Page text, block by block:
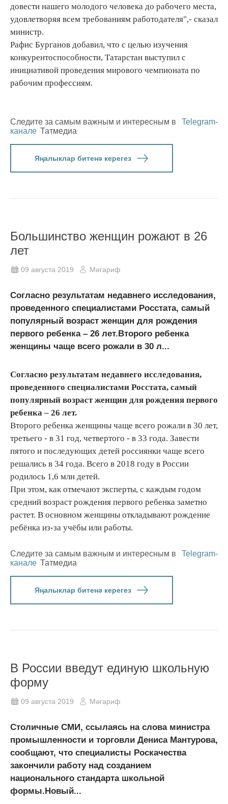
довести нашего молодого человека до рабочего места,
удовлетворяя всем требованиям работодателя",- сказал
министр.
Рафис Бурганов добавил, что с целью изучения
конкурентоспособности, Татарстан выступил с
инициативой проведения мирового чемпионата по
рабочим профессиям.
Следите за самым важным и интересным в
Telegram-
канале Татмедиа
Яңалыклар битенә керегез
Большинство женщин рожают в 26
лет
09 августа 2019 Мәгариф
Согласно результатам недавнего исследования,
проведенного специалистами Росстата, самый
популярный возраст женщин для рождения
первого ребенка – 26 лет.Второго ребенка
женщины чаще всего рожали в 30 л...
Согласно результатам недавнего исследования,
проведенного специалистами Росстата, самый
популярный возраст женщин для рождения первого
ребенка – 26 лет.
Второго ребенка женщины чаще всего рожали в 30 лет,
третьего - в 31 год, четвертого - в 33 года. Завести
пятого и последующих детей россиянки чаще всего
решались в 34 года. Всего в 2018 году в России
родилось 1,6 млн детей.
При этом, как отмечают эксперты, с каждым годом
средний возраст рождения первого ребенка заметно
растет. В основном женщины откладывают рождение
ребёнка из-за учёбы или работы.
Следите за самым важным и интересным в
Telegram-
канале Татмедиа
Яңалыклар битенә керегез
В России введут единую школьную
форму
09 августа 2019 Мәгариф
Столичные СМИ, ссылаясь на слова министра
промышленности и торговли Дениса Мантурова,
сообщают, что специалисты Роскачества
закончили работу над созданием
национального стандарта школьной
формы.Новый...